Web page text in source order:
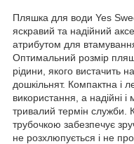
Пляшка для води Yes
яскравий та надійний
атрибутом для
Оптимальний розмір
рідини, якого вистачить
дошкільнят. Компактна і
використання, а надійні і
тривалий термін служби.
трубочкою забезпечує
не розхлюпується і не